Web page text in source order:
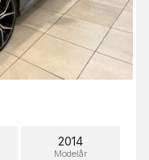
2014
Modelår